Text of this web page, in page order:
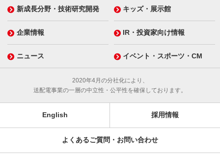
新成長分野・技術研究開発 キッズ・展示館
企業情報 IR・投資家向け情報
ニュース イベント・スポーツ・CM
2020年4月の分社化により、
送配電事業の一層の中立性・公平性を確保しております。
English 採用情報
よくあるご質問・お問い合わせ